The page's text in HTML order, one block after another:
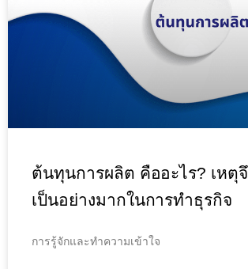
ต้นทุนการผลิต คืออะไร? เหตุ
เป็นอย่างมากในการทำธุรกิจ
การรู้จักและทำความเข้าใจ